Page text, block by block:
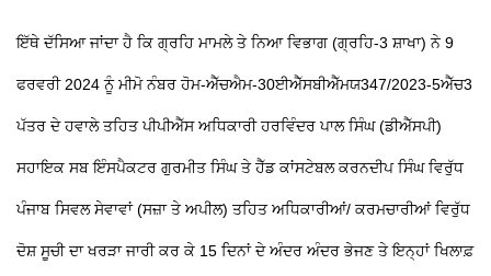
ਇੱਥੇ ਦੱਸਿਆ ਜਾਂਦਾ ਹੈ ਕਿ ਗ੍ਰਹਿ ਮਾਮਲੇ ਤੇ ਨਿਆ ਵਿਭਾਗ (ਗ੍ਰਹਿ-3 ਸ਼ਾਖਾ) ਨੇ 9
ਫਰਵਰੀ 2024 ਨੂੰ ਮੀਮੋ ਨੰਬਰ ਹੋਮ-ਐੱਚਐਮ-30ਈਐੱਸਬੀਐੱਮਯ347/2023-5ਐੱਚ3
ਪੱਤਰ ਦੇ ਹਵਾਲੇ ਤਹਿਤ ਪੀਪੀਐੱਸ ਅਧਿਕਾਰੀ ਹਰਵਿੰਦਰ ਪਾਲ ਸਿੰਘ (ਡੀਐੱਸਪੀ)
ਸਹਾਇਕ ਸਬ ਇੰਸਪੈਕਟਰ ਗੁਰਮੀਤ ਸਿੰਘ ਤੇ ਹੈੱਡ ਕਾਂਸਟੇਬਲ ਕਰਨਦੀਪ ਸਿੰਘ ਵਿਰੁੱਧ
ਪੰਜਾਬ ਸਿਵਲ ਸੇਵਾਵਾਂ (ਸਜ਼ਾ ਤੇ ਅਪੀਲ) ਤਹਿਤ ਅਧਿਕਾਰੀਆਂ/ ਕਰਮਚਾਰੀਆਂ ਵਿਰੁੱਧ
ਦੋਸ਼ ਸੂਚੀ ਦਾ ਖਰੜਾ ਜਾਰੀ ਕਰ ਕੇ 15 ਦਿਨਾਂ ਦੇ ਅੰਦਰ ਅੰਦਰ ਭੇਜਣ ਤੇ ਇਨ੍ਹਾਂ ਖਿਲਾਫ਼